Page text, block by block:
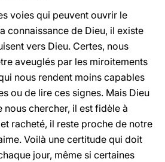
voies qui peuvent ouvrir le
connaissance de Dieu, il existe
vers Dieu. Certes, nous
aveuglés par les miroitements
nous rendent moins capables
ou de lire ces signes. Mais Dieu
nous chercher, il est fidèle à
et racheté, il reste proche de notre
Voilà une certitude qui doit
jour, même si certaines